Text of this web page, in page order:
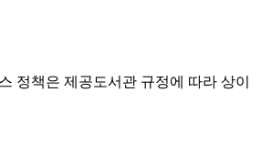
정책은 제공도서관 규정에 따라 상이